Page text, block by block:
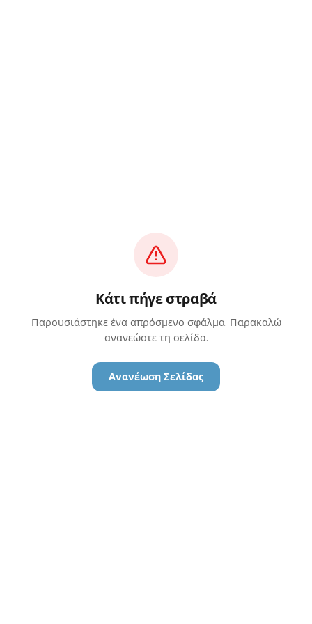
Κάτι πήγε στραβά
Παρουσιάστηκε ένα απρόσμενο σφάλμα. Παρακαλώ
ανανεώστε τη σελίδα.
Ανανέωση Σελίδας